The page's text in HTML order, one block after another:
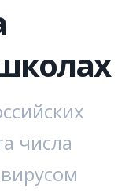
числа